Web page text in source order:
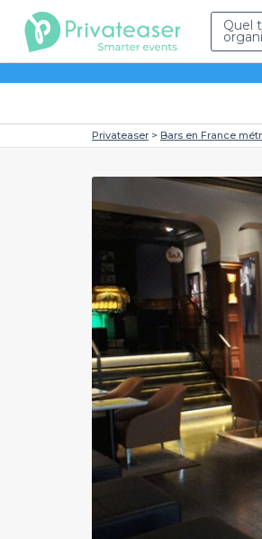
Quel
Privateaser Bars en France